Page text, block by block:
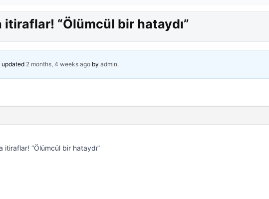
itiraflar! “Ölümcül bir hataydı”
updated 2 months, 4 weeks ago by admin.
itiraflar! “Ölümcül bir hataydı”